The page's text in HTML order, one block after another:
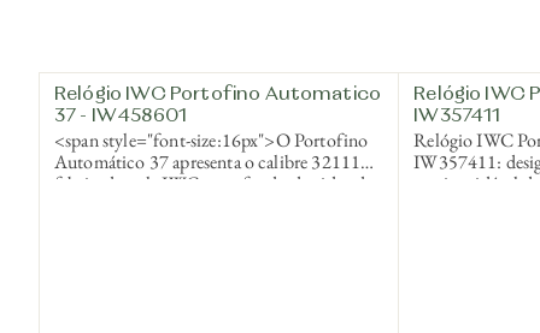
Relógio IWC Portofino Automatico
37 - IW458601
<span style="font-size:16px">O Portofino
Automático 37 apresenta o calibre 32111
fabricado pela IWC e um fundo de vidro de
Relógio IWC
IW357411
Relógio IWC
IW357411:
aço inoxidável